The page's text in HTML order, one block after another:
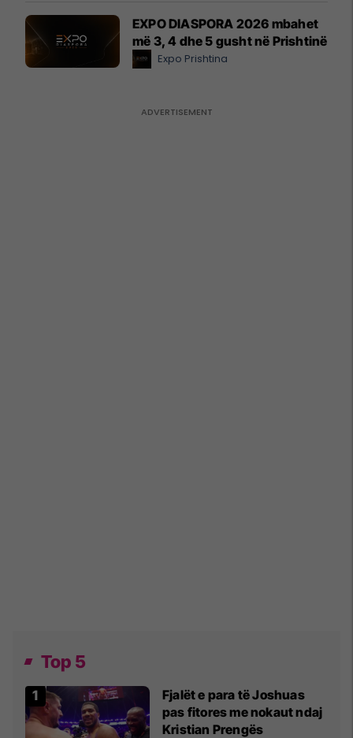
EXPO DIASPORA 2026 mbahet
më 3, 4 dhe 5 gusht në Prishtinë
Expo Prishtina
Top 5
Fjalët e para të Joshuas
pas fitores me nokaut ndaj
Kristian Prengës